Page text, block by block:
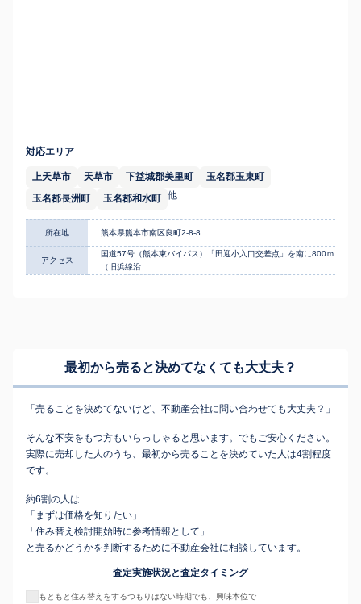
対応エリア
上天草市 天草市 下益城郡美里町
玉名郡玉東町
玉名郡長洲町
玉名郡和水町 他...
所在地 熊本県熊本市南区良町2-8-8
アクセス
国道57号（熊本東バイパス）「田迎小入口交差点」を南に800ｍ
（旧浜線沿...
最初から売ると決めてなくても大丈夫？
「売ることを決めてないけど、不動産会社に問い合わせても大丈夫？」
そんな不安をもつ方もいらっしゃると思います。でもご安心ください。
実際に売却した人のうち、最初から売ることを決めていた人は4割程度
です。
約6割の人は
「まずは価格を知りたい」
「住み替え検討開始時に参考情報として」
と売るかどうかを判断するために不動産会社に相談しています。
査定実施状況と査定タイミング
もともと住み替えをするつもりはない時期でも、興味本位で